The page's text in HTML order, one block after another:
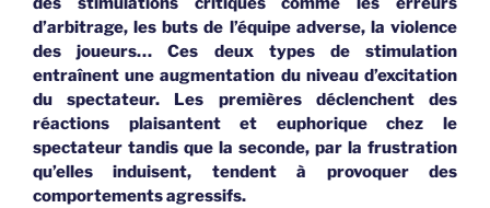
d’arbitrage, les buts de l’équipe adverse, la violence
des joueurs… Ces deux types de stimulation
entraînent une augmentation du niveau d’excitation
du spectateur. Les premières déclenchent des
réactions plaisantent et euphorique chez le
spectateur tandis que la seconde, par la frustration
qu’elles induisent, tendent à provoquer des
comportements agressifs.